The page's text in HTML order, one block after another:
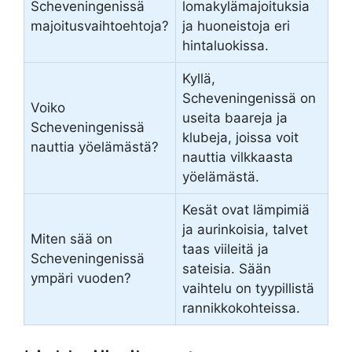
Scheveningenissä
majoitusvaihtoehtoja?
lomakylämajoituksia
ja huoneistoja eri
hintaluokissa.
Voiko
Scheveningenissä
nauttia yöelämästä?
Kyllä,
Scheveningenissä on
useita baareja ja
klubeja, joissa voit
nauttia vilkkaasta
yöelämästä.
Miten sää on
Scheveningenissä
ympäri vuoden?
Kesät ovat lämpimiä
ja aurinkoisia, talvet
taas viileitä ja
sateisia. Sään
vaihtelu on tyypillistä
rannikkokohteissa.